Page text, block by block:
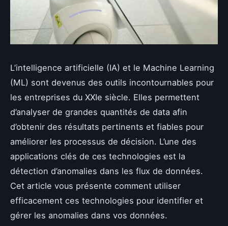
L’intelligence artificielle (IA) et le Machine Learning
(ML) sont devenus des outils incontournables pour
les entreprises du XXIe siècle. Elles permettent
d’analyser de grandes quantités de data afin
d’obtenir des résultats pertinents et fiables pour
améliorer les processus de décision. L’une des
applications clés de ces technologies est la
détection d’anomalies dans les flux de données.
Cet article vous présente comment utiliser
efficacement ces technologies pour identifier et
gérer les anomalies dans vos données.